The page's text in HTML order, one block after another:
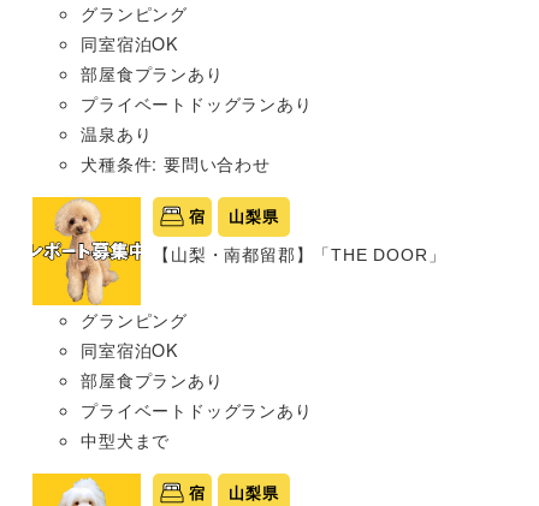
グランピング
同室宿泊OK
部屋食プランあり
プライベートドッグランあり
温泉あり
犬種条件: 要問い合わせ
宿 山梨県
【山梨・南都留郡】「THE DOOR」
グランピング
同室宿泊OK
部屋食プランあり
プライベートドッグランあり
中型犬まで
宿 山梨県